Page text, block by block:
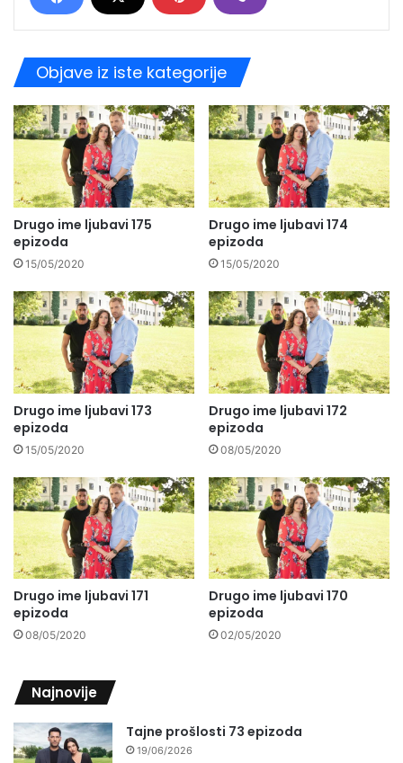
Objave iz iste kategorije
Drugo ime ljubavi 175
epizoda
15/05/2020
Drugo ime ljubavi 174
epizoda
15/05/2020
Drugo ime ljubavi 173
epizoda
15/05/2020
Drugo ime ljubavi 172
epizoda
08/05/2020
Drugo ime ljubavi 171
epizoda
08/05/2020
Drugo ime ljubavi 170
epizoda
02/05/2020
Najnovije
Tajne prošlosti 73 epizoda
19/06/2026